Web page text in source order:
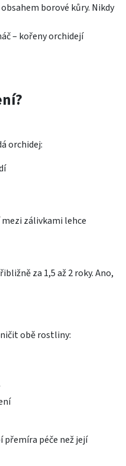
borové kůry. Nikdy
– kořeny orchidejí
orchidej:
zálivkami lehce
za 1,5 až 2 roky. Ano,
obě rostliny:
přemíra péče než její